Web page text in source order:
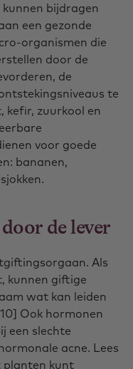
bijdragen
een gezonde
organismen die
door de
de
te
kefir, zuurkool en
voor goede
bananen,
de lever
Als
kunnen giftige
wat kan leiden
Ook hormonen
een slechte
acne. Lees
planten kunt